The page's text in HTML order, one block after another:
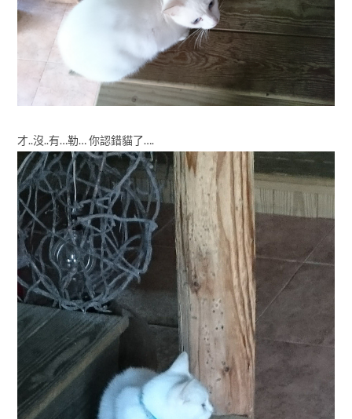
才..沒..有…勒… 你認錯貓了….